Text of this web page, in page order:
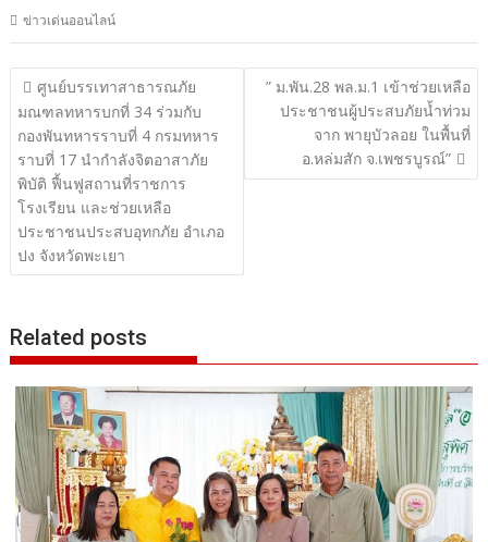
ข่าวเด่นออนไลน์
แนะแนว
เรื่อง
ศูนย์บรรเทาสาธารณภัย
มณฑลทหารบกที่ 34 ร่วมกับ
กองพันทหารราบที่ 4 กรมทหาร
ราบที่ 17 นำกำลังจิตอาสาภัย
พิบัติ ฟื้นฟูสถานที่ราชการ
โรงเรียน และช่วยเหลือ
ประชาชนประสบอุทกภัย อำเภอ
ปง จังหวัดพะเยา
” ม.พัน.28 พล.ม.1 เข้าช่วยเหลือ
ประชาชนผู้ประสบภัยน้ำท่วม
จาก พายุบัวลอย ในพื้นที่
อ.หล่มสัก จ.เพชรบูรณ์”
Related posts